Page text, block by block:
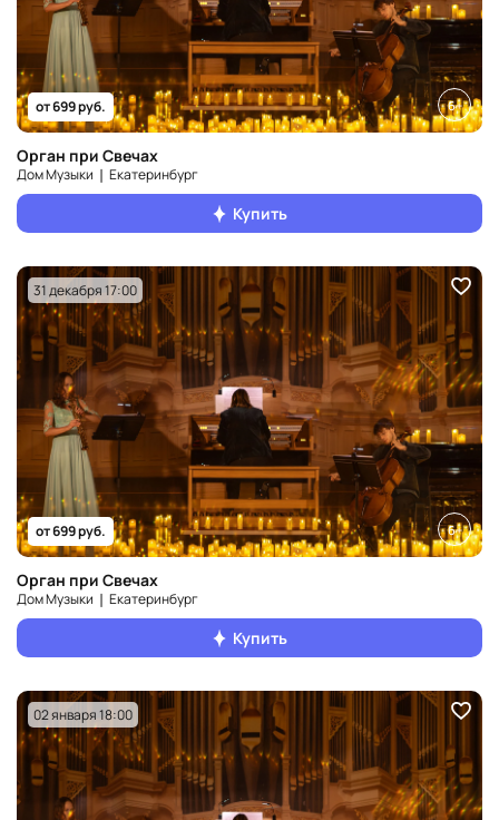
от 699 руб. 6+
Орган при Свечах
Дом Музыки ❘ Екатеринбург
Купить
31 декабря 17:00
от 699 руб. 6+
Орган при Свечах
Дом Музыки ❘ Екатеринбург
Купить
02 января 18:00